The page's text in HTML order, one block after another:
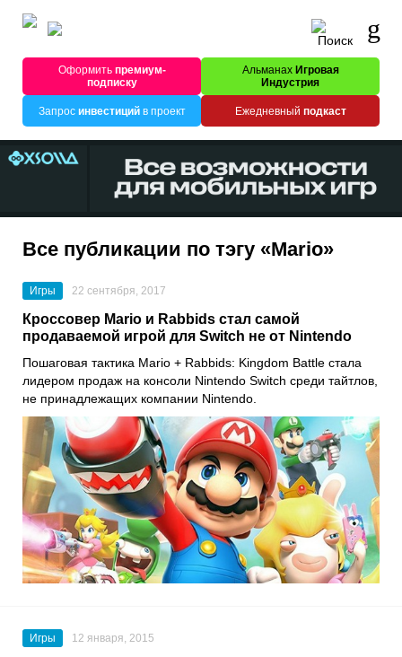
Оформитьпремиум-
подписку
Альманах Игровая
Индустрия
Запрос инвестицийв проект Ежедневный подкаст
Все публикации по тэгу «Mario»
Игры 22 сентября, 2017
Кроссовер Mario и Rabbids стал самой
продаваемой игрой для Switch не от Nintendo
Пошаговая тактика Mario + Rabbids: Kingdom Battle стала
лидером продаж на консоли Nintendo Switch среди тайтлов,
не принадлежащих компании Nintendo.
Игры 12 января, 2015